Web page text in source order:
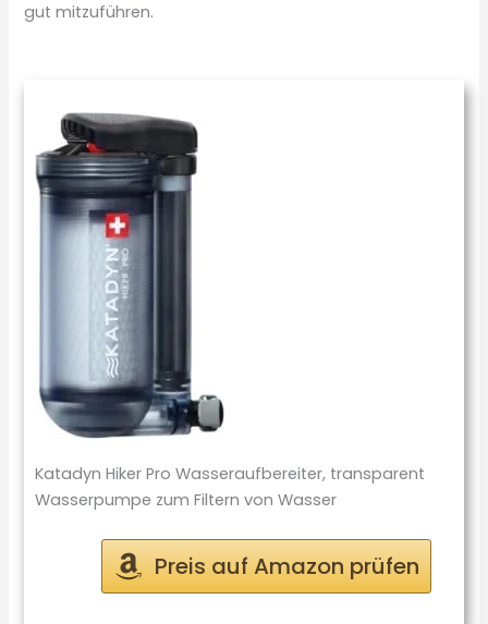
gut mitzuführen.
Katadyn Hiker Pro Wasseraufbereiter, transparent
Wasserpumpe zum Filtern von Wasser
Preis auf Amazon prüfen